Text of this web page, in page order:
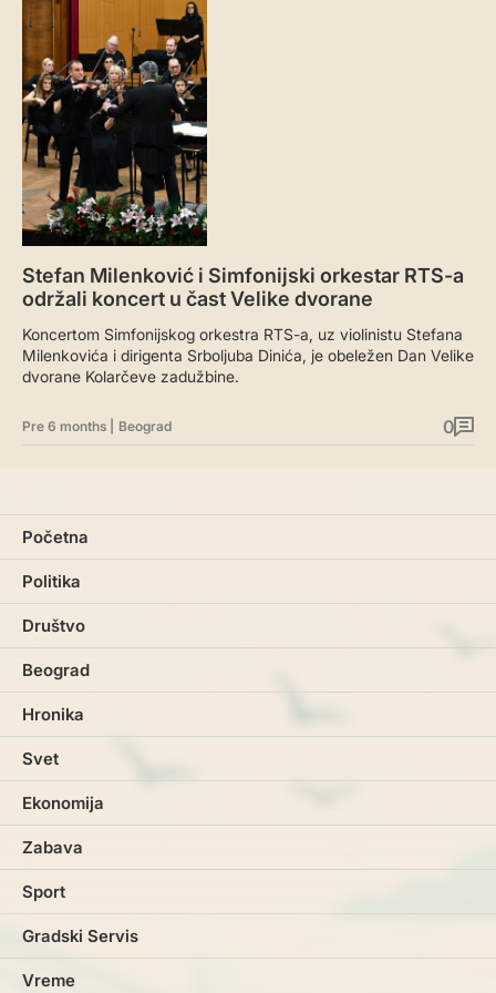
Stefan Milenković i Simfonijski orkestar RTS-a
održali koncert u čast Velike dvorane
Koncertom Simfonijskog orkestra RTS-a, uz violinistu Stefana
Milenkovića i dirigenta Srboljuba Dinića, je obeležen Dan Velike
dvorane Kolarčeve zadužbine.
Pre 6 months Beograd 0
Početna
Politika
Društvo
Beograd
Hronika
Svet
Ekonomija
Zabava
Sport
Gradski Servis
Vreme